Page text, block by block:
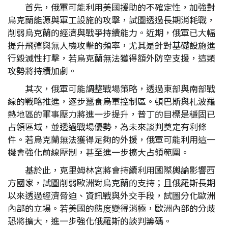
首先，俄軍可能利用美國援助的不確定性，加強對
烏克蘭能源與軍工設施的攻擊，試圖透過長期消耗戰，
削弱烏克蘭的經濟與戰爭持續能力。近期，俄軍已大幅
提升飛彈與無人機攻擊的頻率，尤其是針對基礎設施進
行毀滅性打擊，若烏克蘭無法獲得額外防空支援，這類
攻勢將持續加劇。
其次，俄軍可能調整戰場策略，透過東部與南部戰
線的戰略推進，逐步蠶食烏軍控制區。頓巴斯與札波羅
熱地區的軍事壓力將進一步提升，普丁的目標是穩固已
占領區域，並透過戰場優勢，為未來談判奠定有利條
件。若烏克蘭無法獲得足夠的外援，俄軍可能利用這一
機會強化前線壓制，甚至進一步擴大占領範圍。
基於此，克里姆林宮將會持續利用國際輿論影響西
方國家，試圖削弱歐洲對烏克蘭的支持；且俄羅斯長期
以來透過經濟脅迫、資訊戰與外交手段，試圖分化歐洲
內部的立場。若美國的態度變得消極，歐洲內部的分歧
恐將擴大，進一步強化俄羅斯的談判籌碼。